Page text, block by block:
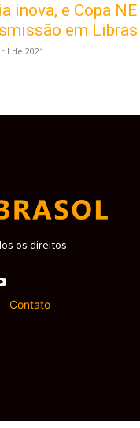
inova, e Copa
em Libras
de 2021
os direitos
Contato